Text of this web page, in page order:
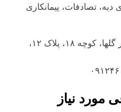
تصادفات، پیمانکاری
تهرانسر، بلوار گلها، کوچه ۱۸، پلاک ۱۲،
نیاز